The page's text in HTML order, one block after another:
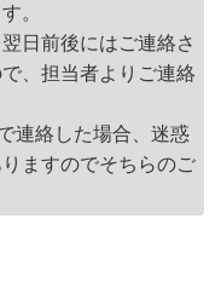
。
日前後にはご連絡さ
、担当者よりご連絡
連絡した場合、迷惑
ますのでそちらのご